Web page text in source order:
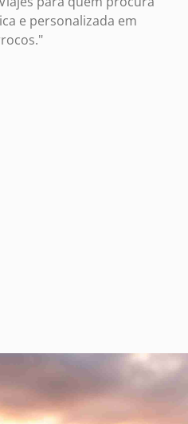
e personalizada em